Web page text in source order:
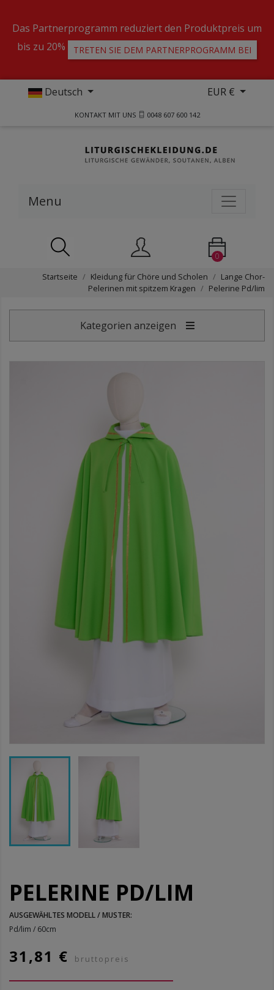
Das Partnerprogramm reduziert den Produktpreis um
bis zu 20%
TRETEN SIE DEM PARTNERPROGRAMM BEI
Deutsch EUR €
KONTAKT MIT UNS 0048 607 600 142
Menu
0
Startseite Kleidung für Chöre und Scholen
Lange Chor-
Pelerinen mit spitzem Kragen
Pelerine Pd/lim
Kategorien anzeigen
PELERINE PD/LIM
AUSGEWÄHLTES MODELL / MUSTER:
Pd/lim / 60cm
31,81 € bruttopreis